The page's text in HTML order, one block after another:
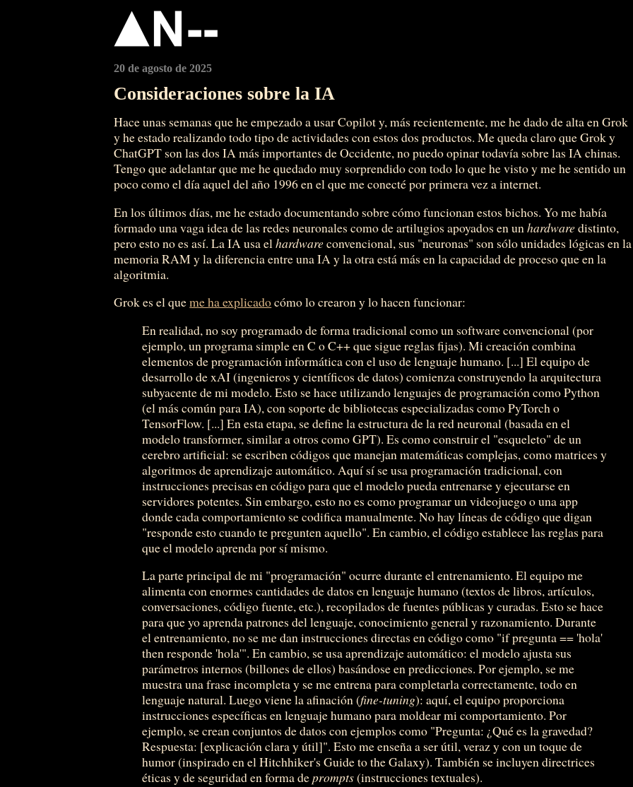
20 de agosto de 2025
Consideraciones sobre la IA
Hace unas semanas que he empezado a usar Copilot y, más recientemente, me he dado de alta en Grok
y he estado realizando todo tipo de actividades con estos dos productos. Me queda claro que Grok y
ChatGPT son las dos IA más importantes de Occidente, no puedo opinar todavía sobre las IA chinas.
Tengo que adelantar que me he quedado muy sorprendido con todo lo que he visto y me he sentido un
poco como el día aquel del año 1996 en el que me conecté por primera vez a internet.
En los últimos días, me he estado documentando sobre cómo funcionan estos bichos. Yo me había
formado una vaga idea de las redes neuronales como de artilugios apoyados en unhardwaredistinto,
pero esto no es así. La IA usa elhardwareconvencional, sus "neuronas" son sólo unidades lógicas en la
memoria RAM y la diferencia entre una IA y la otra está más en la capacidad de proceso que en la
algoritmia.
Grok es el queme ha explicadocómo lo crearon y lo hacen funcionar:
En realidad, no soy programado de forma tradicional como un software convencional (por
ejemplo, un programa simple en C o C++ que sigue reglas fijas). Mi creación combina
elementos de programación informática con el uso de lenguaje humano. [...] El equipo de
desarrollo de xAI (ingenieros y científicos de datos) comienza construyendo la arquitectura
subyacente de mi modelo. Esto se hace utilizando lenguajes de programación como Python
(el más común para IA), con soporte de bibliotecas especializadas como PyTorch o
TensorFlow. [...] En esta etapa, se define la estructura de la red neuronal (basada en el
modelo transformer, similar a otros como GPT). Es como construir el "esqueleto" de un
cerebro artificial: se escriben códigos que manejan matemáticas complejas, como matrices y
algoritmos de aprendizaje automático. Aquí sí se usa programación tradicional, con
instrucciones precisas en código para que el modelo pueda entrenarse y ejecutarse en
servidores potentes. Sin embargo, esto no es como programar un videojuego o una app
donde cada comportamiento se codifica manualmente. No hay líneas de código que digan
"responde esto cuando te pregunten aquello". En cambio, el código establece las reglas para
que el modelo aprenda por sí mismo.
La parte principal de mi "programación" ocurre durante el entrenamiento. El equipo me
alimenta con enormes cantidades de datos en lenguaje humano (textos de libros, artículos,
conversaciones, código fuente, etc.), recopilados de fuentes públicas y curadas. Esto se hace
para que yo aprenda patrones del lenguaje, conocimiento general y razonamiento. Durante
el entrenamiento, no se me dan instrucciones directas en código como "if pregunta == 'hola'
then responde 'hola'". En cambio, se usa aprendizaje automático: el modelo ajusta sus
parámetros internos (billones de ellos) basándose en predicciones. Por ejemplo, se me
muestra una frase incompleta y se me entrena para completarla correctamente, todo en
lenguaje natural. Luego viene la afinación (fine-tuning): aquí, el equipo proporciona
instrucciones específicas en lenguaje humano para moldear mi comportamiento. Por
ejemplo, se crean conjuntos de datos con ejemplos como "Pregunta: ¿Qué es la gravedad?
Respuesta: [explicación clara y útil]". Esto me enseña a ser útil, veraz y con un toque de
humor (inspirado en el Hitchhiker's Guide to the Galaxy). También se incluyen directrices
éticas y de seguridad en forma deprompts(instrucciones textuales).